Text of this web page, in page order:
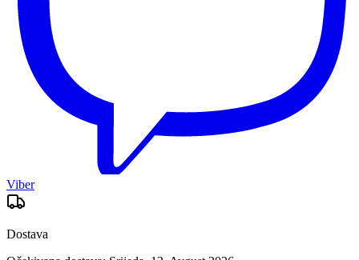
Viber
Dostava